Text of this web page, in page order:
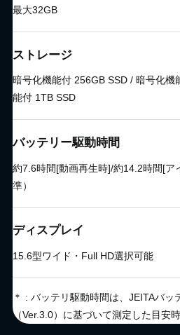
最大32GB
ストレージ
暗号化機能付 256GB SSD / 暗号化機
能付 1TB SSD
バッテリー駆動時間
約7.6時間[動画再生時]/約14.2時間[ア
準）
ディスプレイ
15.6型ワイド・Full HD選択可能
＊ : バッテリ駆動時間は、JEITAバッ
（Ver.3.0）に基づいて測定した目安時